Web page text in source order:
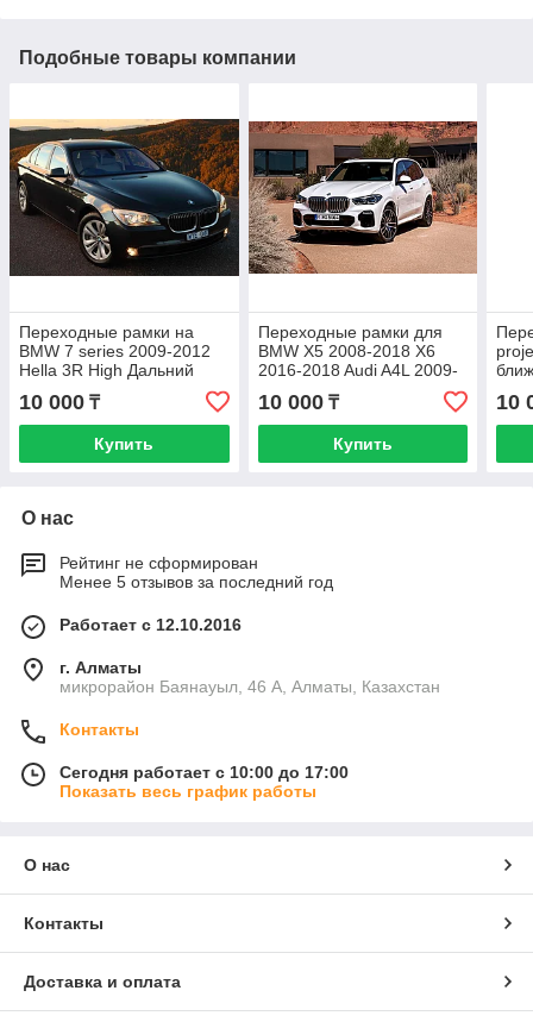
Подобные товары компании
Переходные рамки на
BMW 7 series 2009-2012
Hella 3R High Дальний
10 000 ₸
Купить
Переходные рамки для
BMW X5 2008-2018 X6
2016-2018 Audi A4L 2009-
2017 c Bosch на HELLA
3/3R
10 000₸
Купить
R
10
О нас
Рейтинг не сформирован
Менее 5 отзывов за последний год
Работает с 12.10.2016
г. Алматы
микрорайон Баянауыл, 46 А, Алматы, Казахстан
Контакты
Сегодня работает с 10:00 до 17:00
Показать весь график работы
О нас
Контакты
Доставка и оплата